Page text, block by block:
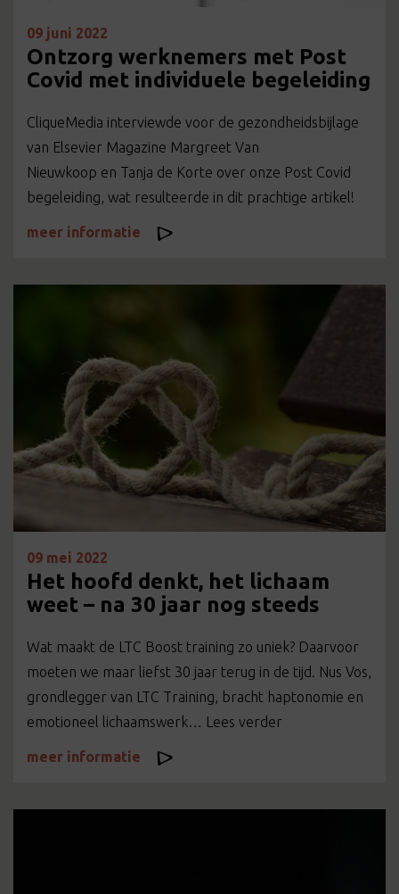
09 juni 2022
Ontzorg werknemers met Post
Covid met individuele begeleiding
CliqueMedia interviewde voor de gezondheidsbijlage
van Elsevier Magazine Margreet Van
Nieuwkoop en Tanja de Korte over onze Post Covid
begeleiding, wat resulteerde in dit prachtige artikel!
meer informatie
09 mei 2022
Het hoofd denkt, het lichaam
weet – na 30 jaar nog steeds
Wat maakt de LTC Boost training zo uniek? Daarvoor
moeten we maar liefst 30 jaar terug in de tijd. Nus Vos,
grondlegger van LTC Training, bracht haptonomie en
emotioneel lichaamswerk… Lees verder
meer informatie